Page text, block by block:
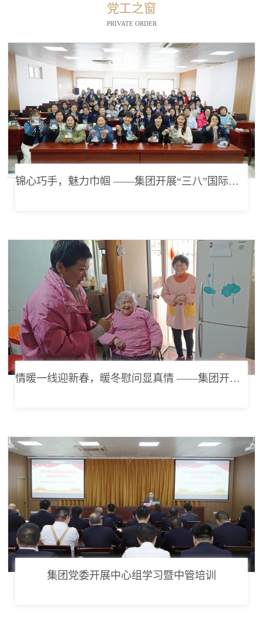
党工之窗
PRIVATE ORDER
锦心巧手，魅力巾帼 ——集团开展“三八”国际劳动妇女节活动
情暖一线迎新春，暖冬慰问显真情 ——集团开展节前走访慰问活动
集团党委开展中心组学习暨中管培训